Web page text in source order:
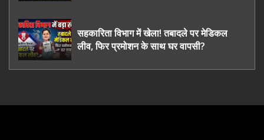
सहकारिता विभाग में खेला! तबादले पर मेडिकल
लीव, फिर प्रमोशन के साथ घर वापसी?